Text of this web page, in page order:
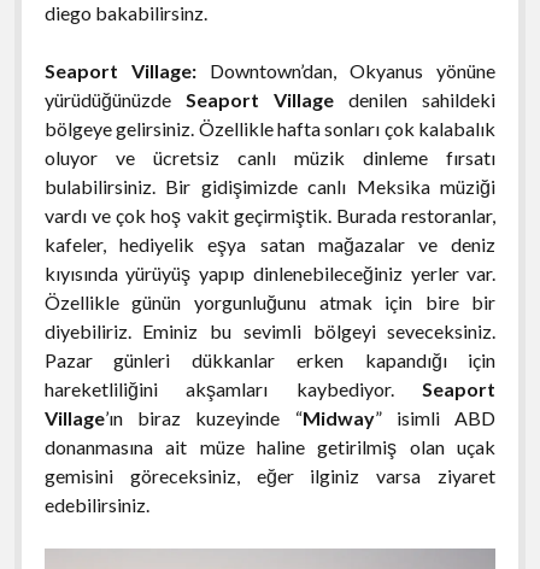
diego bakabilirsinz.
Seaport Village:Downtown’dan, Okyanus yönüne
yürüdüğünüzde Seaport Village denilen sahildeki
bölgeye gelirsiniz. Özellikle hafta sonları çok kalabalık
oluyor ve ücretsiz canlı müzik dinleme fırsatı
bulabilirsiniz. Bir gidişimizde canlı Meksika müziği
vardı ve çok hoş vakit geçirmiştik. Burada restoranlar,
kafeler, hediyelik eşya satan mağazalar ve deniz
kıyısında yürüyüş yapıp dinlenebileceğiniz yerler var.
Özellikle günün yorgunluğunu atmak için bire bir
diyebiliriz. Eminiz bu sevimli bölgeyi seveceksiniz.
Pazar günleri dükkanlar erken kapandığı için
hareketliliğini akşamları kaybediyor.Seaport
Village’ın biraz kuzeyinde “Midway” isimli ABD
donanmasına ait müze haline getirilmiş olan uçak
gemisini göreceksiniz, eğer ilginiz varsa ziyaret
edebilirsiniz.